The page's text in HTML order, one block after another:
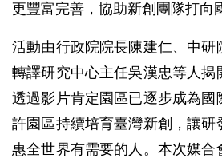
更豐富完善，協助新創團隊打向
活動由行政院院長陳建仁、中研
轉譯研究中心主任吳漢忠等人揭
透過影片肯定園區已逐步成為國
許園區持續培育臺灣新創，讓研
惠全世界有需要的人。本次媒合